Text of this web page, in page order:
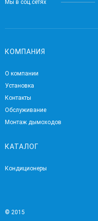
Мы в соц.сетях
КОМПАНИЯ
О компании
Установка
Контакты
Обслуживание
Монтаж дымоходов
КАТАЛОГ
Кондиционеры
© 2015